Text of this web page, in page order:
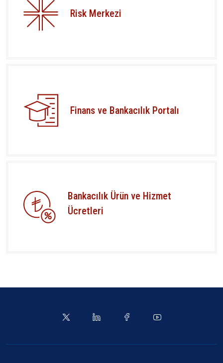
Risk Merkezi
Finans ve Bankacılık Portalı
Bankacılık Ürün ve Hizmet
Ücretleri